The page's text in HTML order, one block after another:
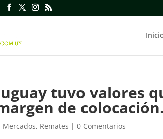
tuvo valores
de colocación.
Mercados, Remates |0 Comentarios